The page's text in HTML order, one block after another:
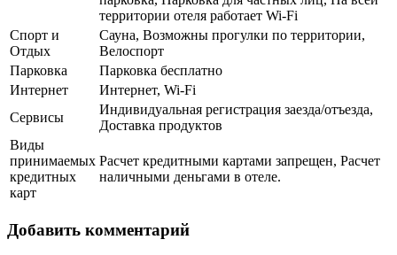
территории отеля работает Wi-Fi
Спорт и
Отдых
Сауна, Возможны прогулки по территории,
Велоспорт
Парковка
Парковка бесплатно
Интернет
Интернет, Wi-Fi
Сервисы
Индивидуальная регистрация заезда/отъезда,
Доставка продуктов
Виды
принимаемых
кредитных
карт
Расчет кредитными картами запрещен, Расчет
наличными деньгами в отеле.
Добавить комментарий